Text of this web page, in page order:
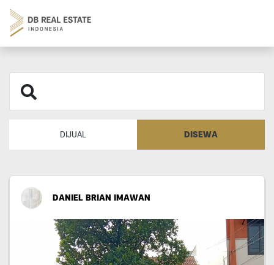
DIJUAL DISEWA
DANIEL BRIAN IMAWAN